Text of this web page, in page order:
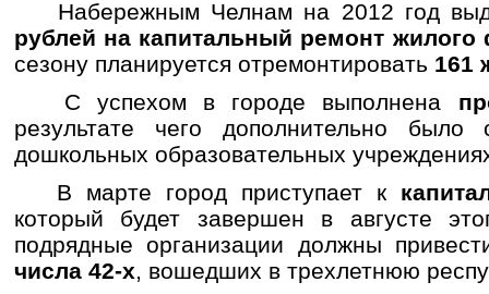
Набережным Челнам на 2012 год
рублей на капитальный ремонт жилого
сезону планируется отремонтировать 161
С успехом в городе выполнена
результате чего дополнительно было
дошкольных образовательных
В марте город приступает к
который будет завершен в августе
подрядные организации должны
числа 42-х, вошедших в трехлетнюю